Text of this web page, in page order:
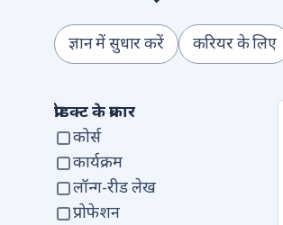
ज्ञान में सुधार करें करियर के लिए
प्रोडक्ट के प्रकार
कोर्स
कार्यक्रम
लॉन्ग-रीड लेख
प्रोफेशन